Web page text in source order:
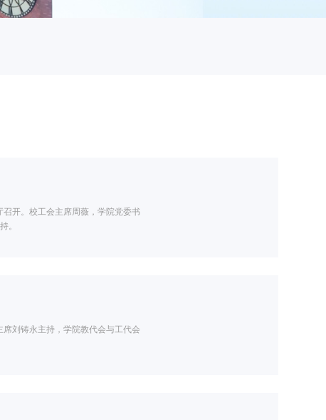
开。校工会主席周薇，学院党委书
。
刘铸永主持，学院教代会与工代会